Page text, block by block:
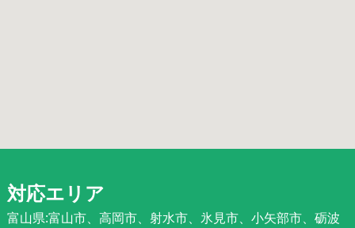
対応エリア
富山県:富山市、高岡市、射水市、氷見市、小矢部市、砺波